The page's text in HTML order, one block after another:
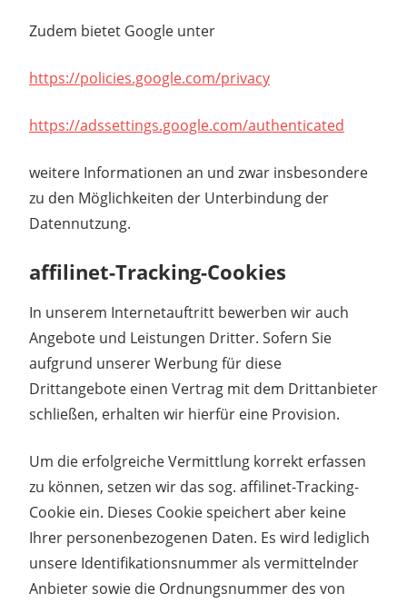
Zudem bietet Google unter
https://policies.google.com/privacy
https://adssettings.google.com/authenticated
weitere Informationen an und zwar insbesondere
zu den Möglichkeiten der Unterbindung der
Datennutzung.
affilinet-Tracking-Cookies
In unserem Internetauftritt bewerben wir auch
Angebote und Leistungen Dritter. Sofern Sie
aufgrund unserer Werbung für diese
Drittangebote einen Vertrag mit dem Drittanbieter
schließen, erhalten wir hierfür eine Provision.
Um die erfolgreiche Vermittlung korrekt erfassen
zu können, setzen wir das sog. affilinet-Tracking-
Cookie ein. Dieses Cookie speichert aber keine
Ihrer personenbezogenen Daten. Es wird lediglich
unsere Identifikationsnummer als vermittelnder
Anbieter sowie die Ordnungsnummer des von